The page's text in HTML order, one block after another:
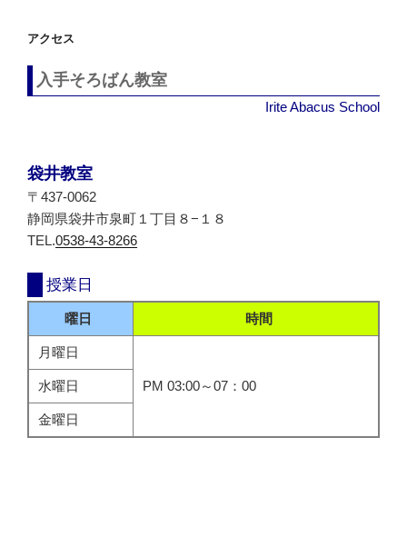
ョ
ン
アクセス
入手そろばん教室
Irite Abacus School
袋井教室
〒437-0062
静岡県袋井市泉町１丁目８−１８
TEL.0538-43-8266
授業日
曜日 時間
月曜日
PM 03:00～07：00
水曜日
金曜日